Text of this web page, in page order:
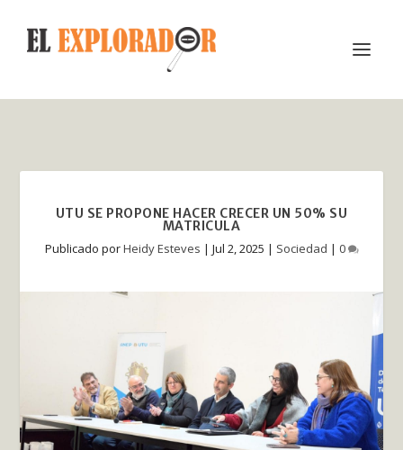
UTU SE PROPONE HACER CRECER UN 50% SU
MATRICULA
Publicado porHeidy Esteves | Jul 2, 2025 | Sociedad | 0